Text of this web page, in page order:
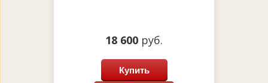
18 600 руб.
Купить